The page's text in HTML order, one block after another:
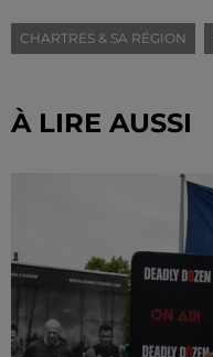
CHARTRES & SA RÉGION
À LIRE AUSSI